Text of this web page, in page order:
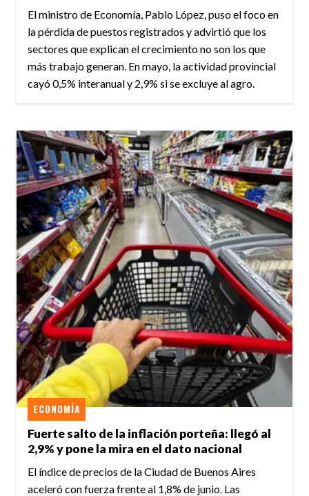
El ministro de Economía, Pablo López, puso el foco en
la pérdida de puestos registrados y advirtió que los
sectores que explican el crecimiento no son los que
más trabajo generan. En mayo, la actividad provincial
cayó 0,5% interanual y 2,9% si se excluye al agro.
Fuerte salto de la inflación porteña: llegó al
2,9% y pone la mira en el dato nacional
ECONOMÍA
El índice de precios de la Ciudad de Buenos Aires
aceleró con fuerza frente al 1,8% de junio. Las